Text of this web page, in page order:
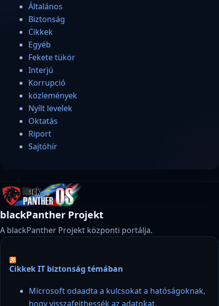
Általános
Biztonság
Cikkek
Egyéb
Fekete tükör
Interjú
Korrupció
közlemények
Nyílt levelek
Oktatás
Riport
Sajtóhír
blackPanther Projekt
A blackPanther Projekt központi portálja.
Cikkek IT biztonság témában
Microsoft odaadta a kulcsokat a hatóságoknak,
hogy visszafejthessék az adatokat.